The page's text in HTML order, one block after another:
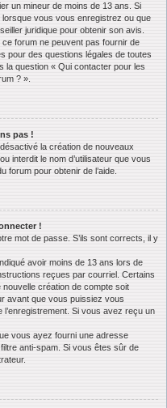
un mineur de moins de 13 ans. Si
lorsque vous vous enregistrez ou que
juridique pour obtenir son avis.
forum ne peuvent pas fournir de
pour des questions légales de toutes
la question « Qui contacter pour les
? ».
pas !
la création de nouveaux
interdit le nom d’utilisateur que vous
forum pour obtenir de l’aide.
!
mot de passe. S’ils sont corrects, il y
avoir moins de 13 ans lors de
reçues par courriel. Certains
création de compte soit
avant que vous puissiez vous
Si vous avez reçu un
vous ayez fourni une adresse
anti-spam. Si vous êtes sûr de